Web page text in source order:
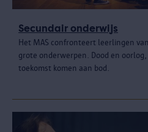
Secundair onderwijs
Het MAS confronteert leerlingen
grote onderwerpen. Dood en
toekomst komen aan bod.